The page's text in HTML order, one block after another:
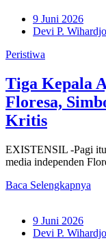
9 Juni 2026
Devi P. Wihardjo
Peristiwa
Tiga Kepala
Floresa,
Kritis
EXISTENSIL -Pagi
media independen
Baca Selengkapnya
9 Juni 2026
Devi P. Wihardjo